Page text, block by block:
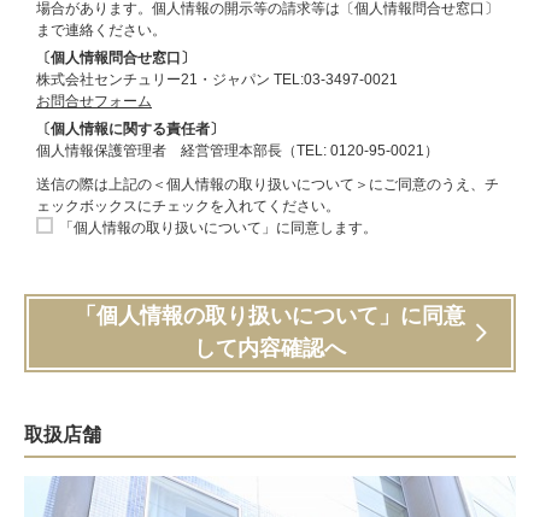
場合があります。個人情報の開示等の請求等は〔個人情報問合せ窓口〕
まで連絡ください。
〔個人情報問合せ窓口〕
株式会社センチュリー21・ジャパン TEL:03-3497-0021
お問合せフォーム
〔個人情報に関する責任者〕
個人情報保護管理者 経営管理本部長（TEL: 0120-95-0021）
送信の際は上記の＜個人情報の取り扱いについて＞にご同意のうえ、チ
ェックボックスにチェックを入れてください。
「個人情報の取り扱いについて」に同意します。
「個人情報の取り扱いについて」に同意
して内容確認へ
取扱店舗